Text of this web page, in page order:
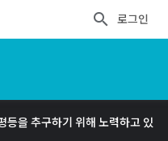
로그인
을 추구하기 위해 노력하고 있